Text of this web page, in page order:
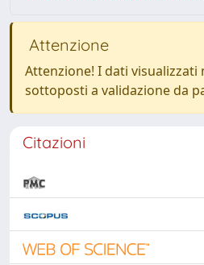
Attenzione
Attenzione! I dati visualizzati
sottoposti a validazione da
Citazioni